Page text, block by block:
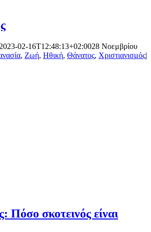
2023-02-16T12:48:13+02:0028 Νοεμβρίου
, Ζωή, Ηθική, Θάνατος, Χριστιανισμός|
Πόσο σκοτεινός είναι